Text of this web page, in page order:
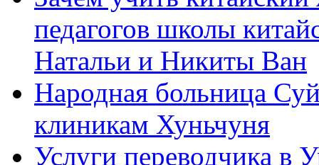
педагогов школы
Натальи и Никиты Ван
Народная больница
клиникам Хуньчуня
Услуги переводчика в